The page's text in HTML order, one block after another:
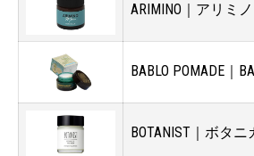
ARIMINO｜アリミ
BABLO POMADE｜
BOTANIST｜ボタ